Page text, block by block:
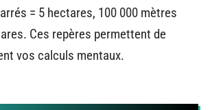
= 5 hectares, 100 000 mètres
Ces repères permettent de
vos calculs mentaux.